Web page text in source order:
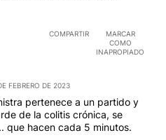
COMPARTIR
MARCAR
COMO
INAPROPIADO
FEBRERO DE 2023
pertenece a un partido y
de la colitis crónica, se
que hacen cada 5 minutos.